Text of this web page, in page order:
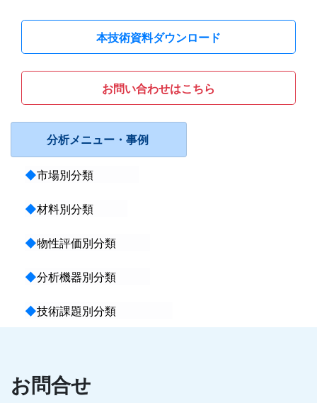
本技術資料ダウンロード
お問い合わせはこちら
分析メニュー・事例
◆市場別分類
◆材料別分類
◆物性評価別分類
◆分析機器別分類
◆技術課題別分類
お問合せ